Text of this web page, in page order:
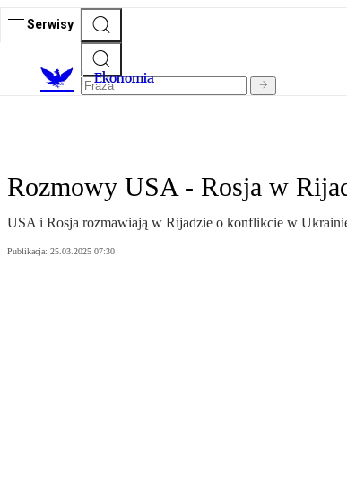
Serwisy
Ekonomia
Rozmowy USA - Rosja w
USA i Rosja rozmawiają w Rijadzie o konflikcie w
Publikacja: 25.03.2025 07:30